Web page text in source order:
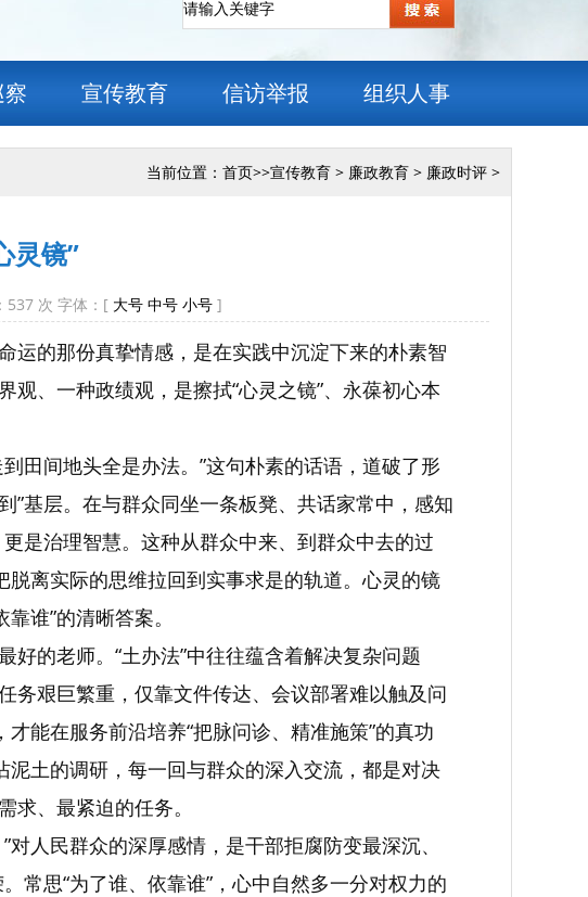
宣传教育 信访举报 组织人事
当前位置： 首页>>宣传教育 > 廉政教育 > 廉政时评 >
灵镜”
537 次 字体：[ 大号 中号 小号 ]
运的那份真挚情感，是在实践中沉淀下来的朴素智
、一种政绩观，是擦拭“心灵之镜”、永葆初心本
田间地头全是办法。”这句朴素的话语，道破了形
”基层。在与群众同坐一条板凳、共话家常中，感知
是治理智慧。这种从群众中来、到群众中去的过
离实际的思维拉回到实事求是的轨道。心灵的镜
谁”的清晰答案。
好的老师。“土办法”中往往蕴含着解决复杂问题
务艰巨繁重，仅靠文件传达、会议部署难以触及问
能在服务前沿培养“把脉问诊、精准施策”的真功
泥土的调研，每一回与群众的深入交流，都是对决
、最紧迫的任务。
人民群众的深厚感情，是干部拒腐防变最深沉、
常思“为了谁、依靠谁”，心中自然多一分对权力的